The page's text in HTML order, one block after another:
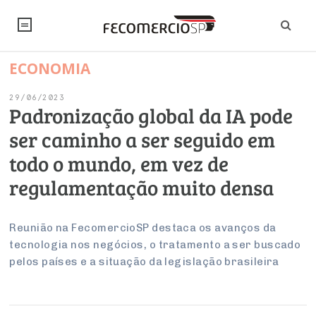
NOTÍCIAS
Editorial
Artigos
Institucional
Debates Fecomercio-SP
PROJETOS ESPECIAIS:
UM BRASIL
UM BRASIL
Economia
Pesquisas
Brasil
Internacional
Modernização do Estado
Inteligência Artificial
Legislação
Empresas
Arbitragem e Mediação
Varejo
Atacado
Sustentabilidade
SINDICATOS
PESQUISAS
FALE CONOSCO
Sobre
Imprensa
CONSELHOS
Conselho de Emprego e Relações do Trabalho
ECONOMIA
29/06/2023
Padronização global da IA pode
ser caminho a ser seguido em
todo o mundo, em vez de
regulamentação muito densa
Reunião na FecomercioSP destaca os avanços da
tecnologia nos negócios, o tratamento a ser buscado
pelos países e a situação da legislação brasileira